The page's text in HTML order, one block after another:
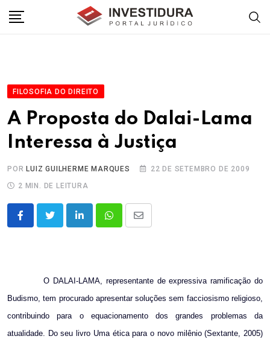
FILOSOFIA DO DIREITO
A Proposta do Dalai-Lama
Interessa à Justiça
POR LUIZ GUILHERME MARQUES
22 DE SETEMBRO DE 2009
2 MIN. DE LEITURA
LinkedInWhatsappShare
O DALAI-LAMA, representante de expressiva ramificação do
Budismo, tem procurado apresentar soluções sem facciosismo religioso,
contribuindo para o equacionamento dos grandes problemas da
atualidade. Do seu livro Uma ética para o novo milênio (Sextante, 2005)